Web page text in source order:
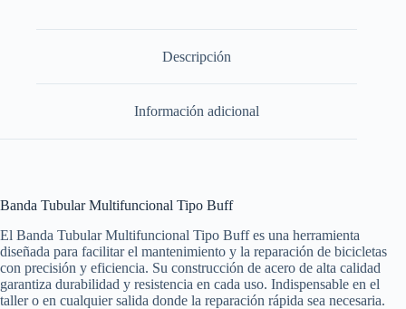
Descripción
Información adicional
Banda Tubular Multifuncional Tipo Buff
El Banda Tubular Multifuncional Tipo Buff es una herramienta
diseñada para facilitar el mantenimiento y la reparación de bicicletas
con precisión y eficiencia. Su construcción de acero de alta calidad
garantiza durabilidad y resistencia en cada uso. Indispensable en el
taller o en cualquier salida donde la reparación rápida sea necesaria.